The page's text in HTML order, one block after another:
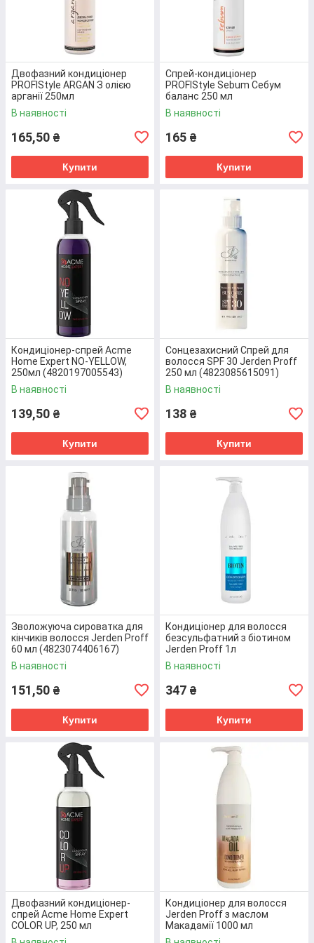
Бальзам ламінуючий для захисту
волосся Spa Master PROTECT LINE
970 мл ( 3800010528788 )
Відновлює структуру волосини з середини по всій
її довжині, захищає від шкідливого впливу
ультрафіолетового проміння та термічних
процедурю. Такий ефект досягається завдяки
унікальному поєднанню екстрактів лікарських
трав, кокосової олії та молочних протеїнів.
Перейти до товару
Маска дисциплінуюча Echosline
Seliar 1л. (8033210290062)
її довжині, зміцнює коріння та сприяє профілактиці
випадіння. Такий ефект досягається завдяки
унікальному поєднанню екстрактів лікарських
трав, олії какао і арганового дерева. Внаслідок його
застосування пасма стають гладенькими та
пружними, з природним блиском.
Двофазний кондиціонер
PROFIStyle ARGAN З олією
арганії 250мл
(4820003290835)
В наявності
165,50 ₴
Купити
Спрей-кондиціонер
PROFIStyle Sebum Себум
баланс 250 мл
(4820003291559)
В наявності
165 ₴
Купити
Кондиціонер-спрей Acme
Home Expert NO-YELLOW,
250мл (4820197005543)
В наявності
139,50 ₴
Купити
Сонцезахисний Спрей для
волосся SPF 30 Jerden Proff
250 мл (4823085615091)
В наявності
138 ₴
Купити
Зволожуюча сироватка для
кінчиків волосся Jerden Proff
60 мл (4823074406167)
В наявності
151,50 ₴
Купити
Кондиціонер для волосся
безсульфатний з біотином
Jerden Proff 1л
(4823085624413)
В наявності
347 ₴
Купити
Двофазний кондиціонер-
спрей Acme Home Expert
COLOR UP, 250 мл
(4820197005444)
Кондиціонер для волосся
Jerden Proff з маслом
Макадамії 1000 мл
(4823085620484)